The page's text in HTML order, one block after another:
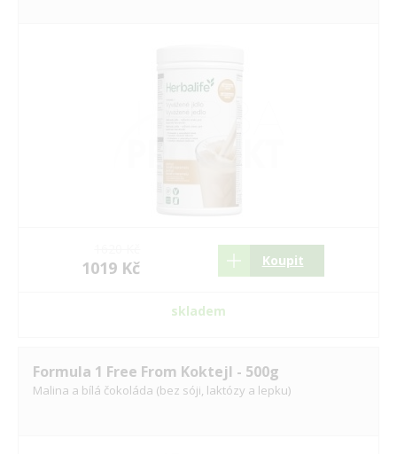
1019 Kč Koupit
skladem
Formula 1 Free From Koktejl - 500g
Malina a bílá čokoláda (bez sóji, laktózy a lepku)